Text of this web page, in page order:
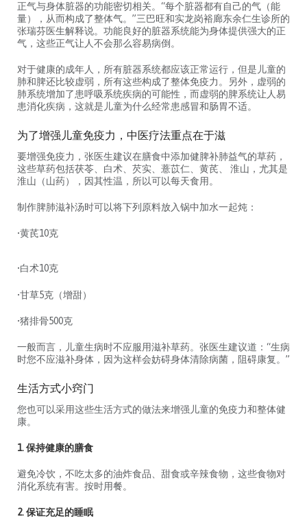
正气与身体脏器的功能密切相关。“每个脏器都有自己的气（能
量），从而构成了整体气。”三巴旺和实龙岗裕廊东余仁生诊所的
张瑞芬医生解释说。功能良好的脏器系统能为身体提供强大的正
气，这些正气让人不会那么容易病倒。
对于健康的成年人，所有脏器系统都应该正常运行，但是儿童的
肺和脾还比较虚弱，所有这些构成了整体免疫力。另外，虚弱的
肺系统增加了患呼吸系统疾病的可能性，而虚弱的脾系统让人易
患消化疾病，这就是儿童为什么经常患感冒和肠胃不适。
为了增强儿童免疫力，中医疗法重点在于滋
要增强免疫力，张医生建议在膳食中添加健脾补肺益气的草药，
这些草药包括茯苓、白术、芡实、薏苡仁、黄芪、 淮山，尤其是
淮山（山药），因其性温，所以可以每天食用。
制作脾肺滋补汤时可以将下列原料放入锅中加水一起炖：
•黄芪10克
•白术10克
•甘草5克（增甜）
•猪排骨500克
一般而言，儿童生病时不应服用滋补草药。张医生建议道：“生病
时您不应滋补身体，因为这样会妨碍身体清除病菌，阻碍康复。”
生活方式小窍门
您也可以采用这些生活方式的做法来增强儿童的免疫力和整体健
康。
1. 保持健康的膳食
避免冷饮，不吃太多的油炸食品、甜食或辛辣食物，这些食物对
消化系统有害。按时用餐。
2. 保证充足的睡眠